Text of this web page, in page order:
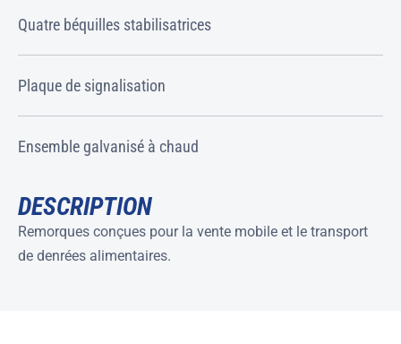
Quatre béquilles stabilisatrices
Plaque de signalisation
Ensemble galvanisé à chaud
DESCRIPTION
Remorques conçues pour la vente mobile et le transport
de denrées alimentaires.